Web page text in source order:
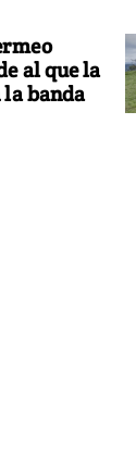
al que la
banda